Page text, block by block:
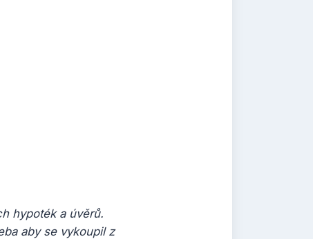
hypoték a úvěrů.
aby se vykoupil z